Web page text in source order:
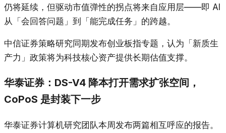
仍将延续，但驱动市值弹性的拐点将来自应用层——即 AI
从「会回答问题」到「能完成任务」的跨越。
中信证券策略研究同期发布创业板指专题，认为「新质生
产力」政策将为科技核心资产提供长期估值支撑。
华泰证券：DS-V4 降本打开需求扩张空间，
CoPoS 是封装下一步
华泰证券计算机研究团队本周发布两篇相互呼应的报告。